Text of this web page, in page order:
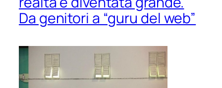
Da genitori a “guru del web”